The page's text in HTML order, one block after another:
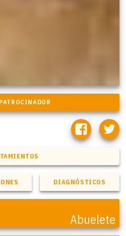
DIAGNÓSTICOS
Abuelete